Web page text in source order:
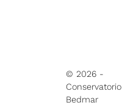
© 2026 -
Conservatorio
Bedmar